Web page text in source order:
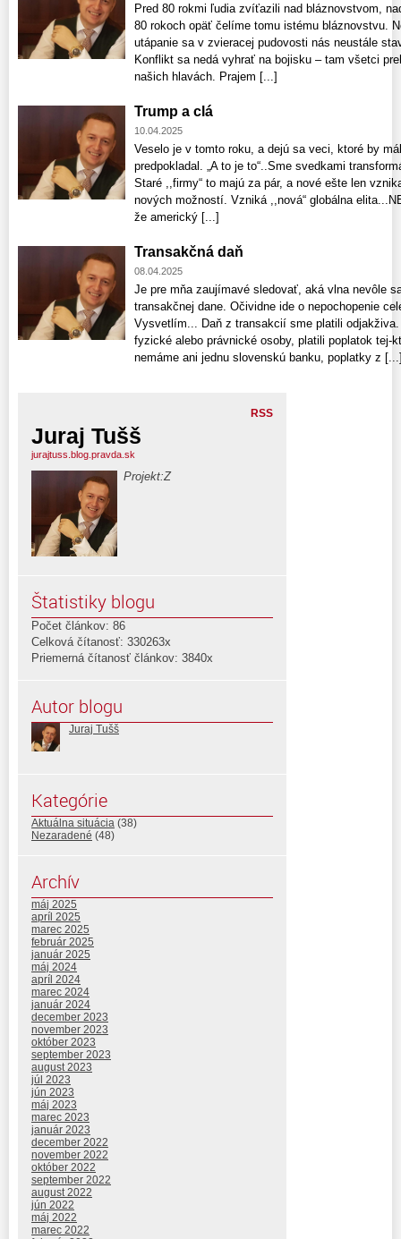
Pred 80 rokmi ľudia zvíťazili nad bláznovstvom,
80 rokoch opäť čelíme tomu istému bláznovstvu.
utápanie sa v zvieracej pudo­vosti nás neustále
Konflikt sa nedá vyhrať na bojisku – tam všetci
našich hlavách. Prajem [...]
Trump a clá
10.04.2025
Veselo je v tomto roku, a dejú sa veci, ktoré by
predpokladal. „A to je to“..Sme svedkami
Staré ,,firmy“ to majú za pár, a nové ešte len
nových možností. Vzniká ,,nová“ globálna
že americký [...]
Transakčná daň
08.04.2025
Je pre mňa zaujímavé sledovať, aká vlna nevôle
transakčnej dane. Očividne ide o nepochopenie
Vysvetlím... Daň z transakcií sme platili
fyzické alebo právnické osoby, platili poplatok tej-
nemáme ani jednu slovenskú banku, poplatky z
RSS
Juraj Tušš
jurajtuss.blog.pravda.sk
Projekt:Z
Štatistiky blogu
Počet článkov: 86
Celková čítanosť: 330263x
Priemerná čítanosť článkov: 3840x
Autor blogu
Juraj Tušš
Kategórie
Aktuálna situácia (38)
Nezaradené (48)
Archív
máj 2025
apríl 2025
marec 2025
február 2025
január 2025
máj 2024
apríl 2024
marec 2024
január 2024
december 2023
november 2023
október 2023
september 2023
august 2023
júl 2023
jún 2023
máj 2023
marec 2023
január 2023
december 2022
november 2022
október 2022
september 2022
august 2022
jún 2022
máj 2022
marec 2022